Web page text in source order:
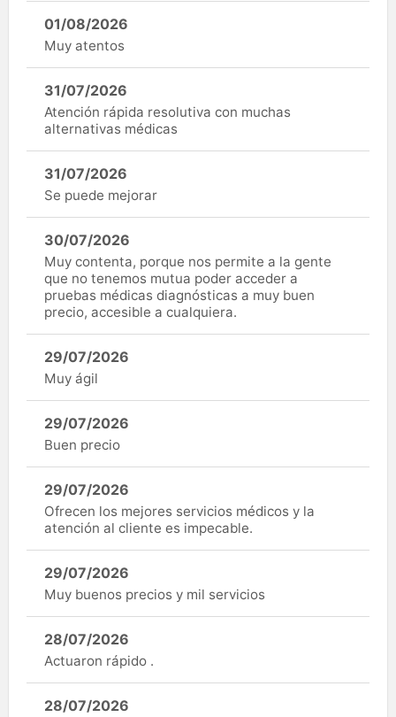
01/08/2026
Muy atentos
31/07/2026
Atención rápida resolutiva con muchas
alternativas médicas
31/07/2026
Se puede mejorar
30/07/2026
Muy contenta, porque nos permite a la gente
que no tenemos mutua poder acceder a
pruebas médicas diagnósticas a muy buen
precio, accesible a cualquiera.
29/07/2026
Muy ágil
29/07/2026
Buen precio
29/07/2026
Ofrecen los mejores servicios médicos y la
atención al cliente es impecable.
29/07/2026
Muy buenos precios y mil servicios
28/07/2026
Actuaron rápido .
28/07/2026